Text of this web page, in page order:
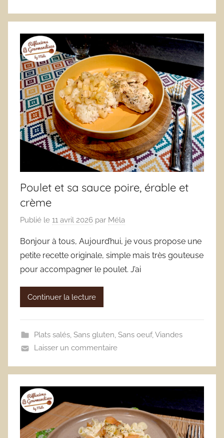
Poulet et sa sauce poire, érable et
crème
Publié le 11 avril 2026 par Méla
Bonjour à tous, Aujourd’hui, je vous propose une
petite recette originale, simple mais très gouteuse
pour accompagner le poulet. J’ai
Continuer la lecture
Plats salés, Sans gluten, Sans oeuf,Viandes
Laisser un commentaire